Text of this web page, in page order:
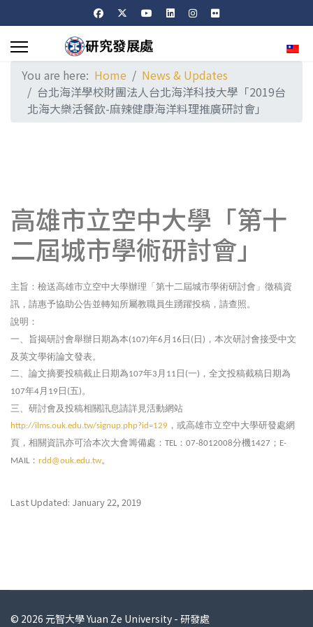
You are here: Home
News & Updates
台北海洋學校財團法人台北海洋科技大學「2019台
北海大樂活餐飲-麻辣健康海洋料理推廣研討會」
高雄市立空中大學「第十
二屆城市學術研討會」
主旨：檢送高雄市立空中大學辦理「第十二屆城市學術研討會」徵稿資
訊，請惠予協助公告並轉知所屬教職員生踴躍投稿，請查照。
說明：
一、旨揭研討會舉辦日期為本(107)年6 月 16 日 ( 日 ) ，本次研討會接受中文
及英文學術論文發表。
二、論文摘要投稿截止日期為107年3 月 11 日 (一) ，全文投稿截稿日期為
107年4月 19 日 (五)。
三、研討會及投稿相關訊息請詳見活動網站
http://ilms.ouk.edu.tw/signup.php?id=129 ，或高雄市立空中大學研發處網
頁，相關資訊亦可洽本次大會籌備處： TEL： 07-8012008分機1427 ； E-
MAIL： rdd@ouk.edu.tw。
Last Updated: January 22, 2019
© 2026 元智大學 Yuan Ze University - 研發處